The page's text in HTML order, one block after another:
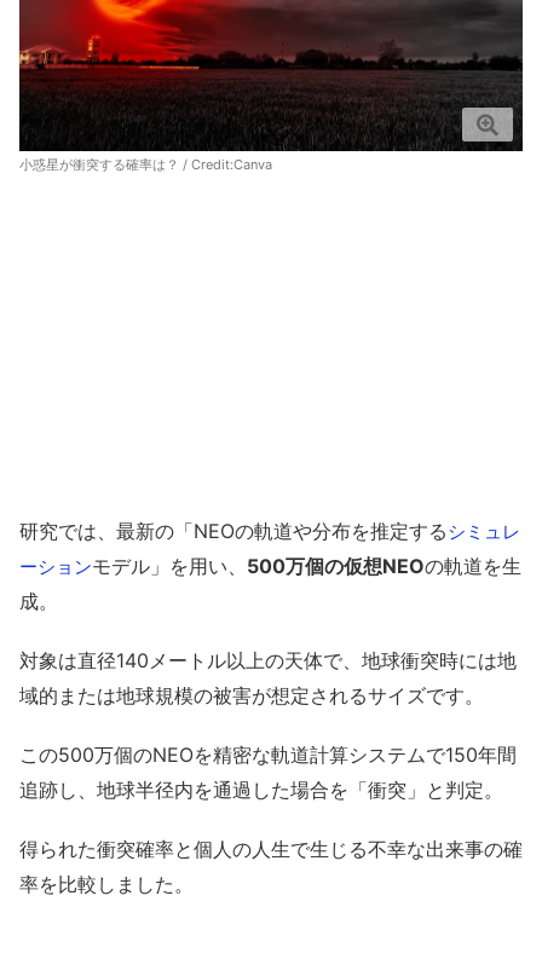
小惑星が衝突する確率は？ / Credit:Canva
研究では、最新の「NEOの軌道や分布を推定するシミュレ
ーションモデル」を用い、 500万個の仮想NEOの軌道を生
成。
対象は直径140メートル以上の天体で、地球衝突時には地
域的または地球規模の被害が想定されるサイズです。
この500万個のNEOを精密な軌道計算システムで150年間
追跡し、地球半径内を通過した場合を「衝突」と判定。
得られた衝突確率と個人の人生で生じる不幸な出来事の確
率を比較しました。